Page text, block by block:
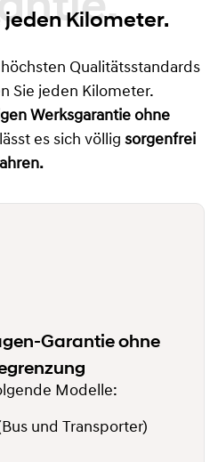
jeden Kilometer.
Qualitätsstandards
Sie jeden Kilometer.
Werksgarantie ohne
es sich völlig sorgenfrei
Garantie ohne
Modelle:
und Transporter)